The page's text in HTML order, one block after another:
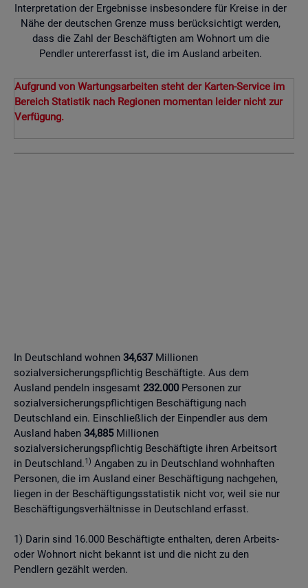
Interpretation der Ergebnisse insbesondere für Kreise in der
Nähe der deutschen Grenze muss berücksichtigt werden,
dass die Zahl der Beschäftigten am Wohnort um die
Pendler untererfasst ist, die im Ausland arbeiten.
Aufgrund von Wartungsarbeiten steht der Karten-Service im
Bereich Statistik nach Regionen momentan leider nicht zur
Verfügung.
In Deutschland wohnen 34,637Millionen
sozialversicherungspflichtig Beschäftigte. Aus dem
Ausland pendeln insgesamt 232.000Personen zur
sozialversicherungspflichtigen Beschäftigung nach
Deutschland ein. Einschließlich der Einpendler aus dem
Ausland haben 34,885Millionen
sozialversicherungspflichtig Beschäftigte ihren Arbeitsort
in Deutschland.1) Angaben zu in Deutschland wohnhaften
Personen, die im Ausland einer Beschäftigung nachgehen,
liegen in der Beschäftigungsstatistik nicht vor, weil sie nur
Beschäftigungsverhältnisse in Deutschland erfasst.
1) Darin sind 16.000 Beschäftigte enthalten, deren Arbeits-
oder Wohnort nicht bekannt ist und die nicht zu den
Pendlern gezählt werden.